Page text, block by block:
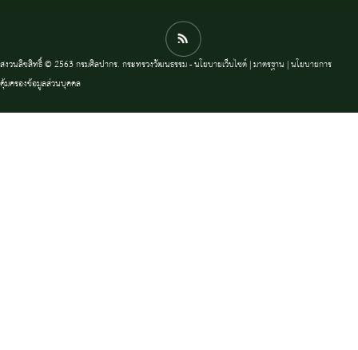
สงวนลิขสิทธิ์ © 2563 กรมศิลปากร. กระทรวงวัฒนธรรม -นโยบายเว็บไซต์|มาตรฐาน |นโยบายการ
คุ้มครองข้อมูลส่วนบุคคล